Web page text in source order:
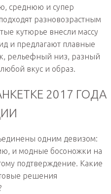
среднюю и супер
разновозрастным
кутюрье внесли массу
и предлагают плавные
рельефный низ, разный
вкус и образ.
2017 ГОДА
одним девизом:
и модные босоножки на
подтверждение. Какие
решения